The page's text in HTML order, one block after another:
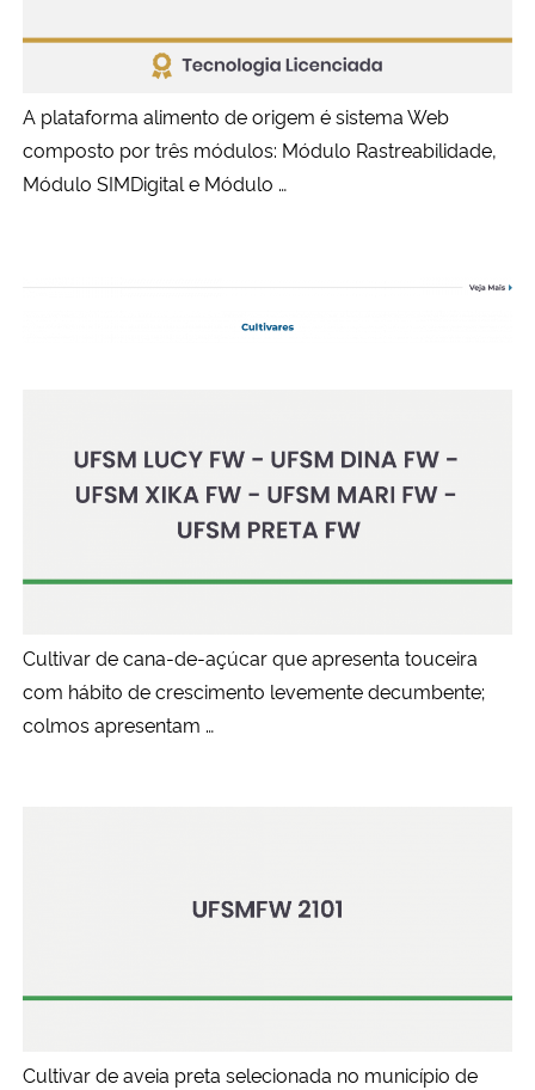
A plataforma alimento de origem é sistema Web
composto por três módulos: Módulo Rastreabilidade,
Módulo SIMDigital e Módulo …
Cultivar de cana-de-açúcar que apresenta touceira
com hábito de crescimento levemente decumbente;
colmos apresentam …
Cultivar de aveia preta selecionada no município de